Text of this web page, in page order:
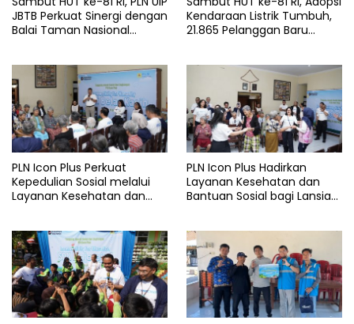
JBTB Perkuat Sinergi dengan
Balai Taman Nasional
kV Paiton–
Watudodol/Kalipuro
Kendaraan Listrik Tumbuh,
21.865 Pelanggan Baru
PLN Icon Plus Perkuat
Kepedulian Sosial melalui
Layanan Kesehatan dan
PLN Icon Plus Hadirkan
Layanan Kesehatan dan
Bantuan Sosial bagi Lansia